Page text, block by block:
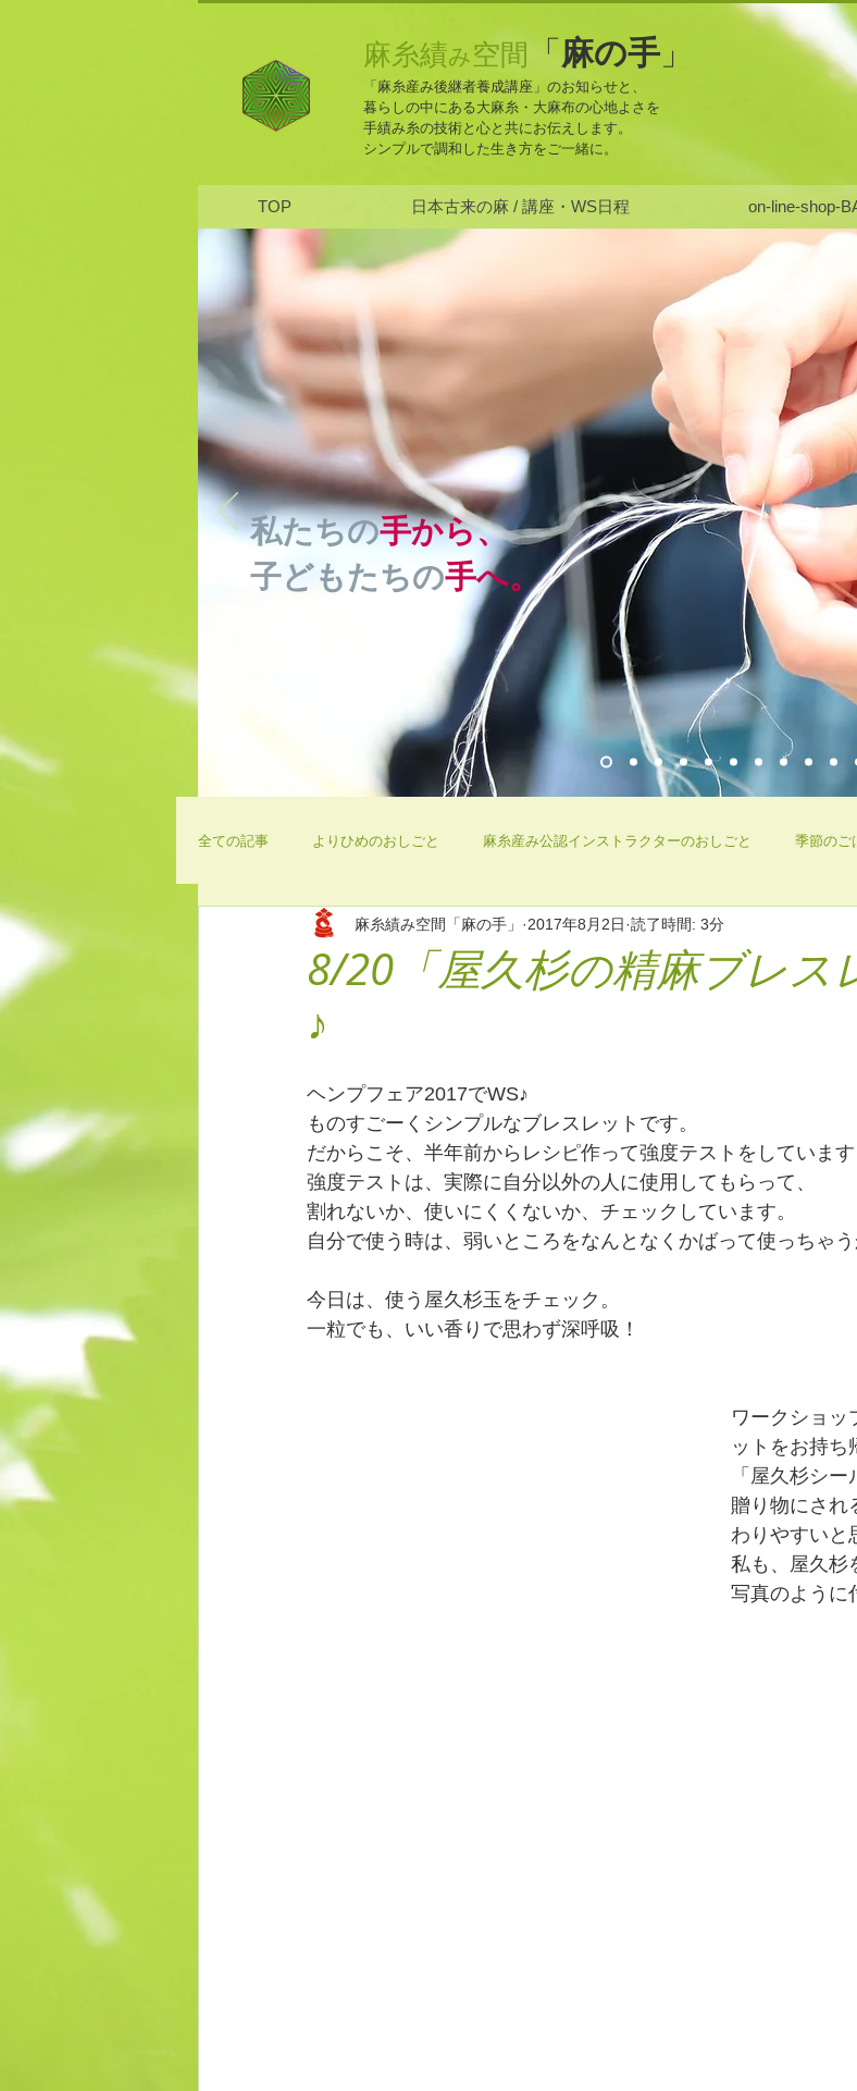
麻糸績み空間 「麻の手 」
「麻糸産み後継者養成講座」のお知らせと、
暮らしの中にある大麻糸・大麻布の心地よさを
手績み糸の技術と心と共にお伝えします。
​シンプルで調和した生き方をご一緒に。
TOP 日本古来の麻 / 講座・WS日程 on-line-shop-
私たちの手から、
子どもたちの手へ。
全ての記事 よりひめのおしごと 麻糸産み公認インストラクターのおしごと 季節のご
作品制作・オリジナル商品 季節の手仕事 講座・WSの様子
「一般社団法人日本古来の大麻を継承する会」関連
フラワーフォトン 蛇
8/20「屋久杉の精麻ブレス
♪
麻糸績み空間「麻の手」 2017年8月2日 読了時間: 3分
ヘンプフェア2017でWS♪
ものすごーくシンプルなブレスレットです。
だからこそ、半年前からレシピ作って強度テストをしています
強度テストは、実際に自分以外の人に使用してもらって、
割れないか、使いにくくないか、チェックしています。
自分で使う時は、弱いところをなんとなくかばって使っちゃう
今日は、使う屋久杉玉をチェック。
一粒でも、いい香りで思わず深呼吸！
ワークショッ
ットをお持ち
「屋久杉シ
贈り物にされ
わりやすいと
私も、屋久杉
写真のように